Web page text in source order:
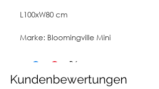
L100xW80 cm
Marke: Bloomingville Mini
Kundenbewertungen